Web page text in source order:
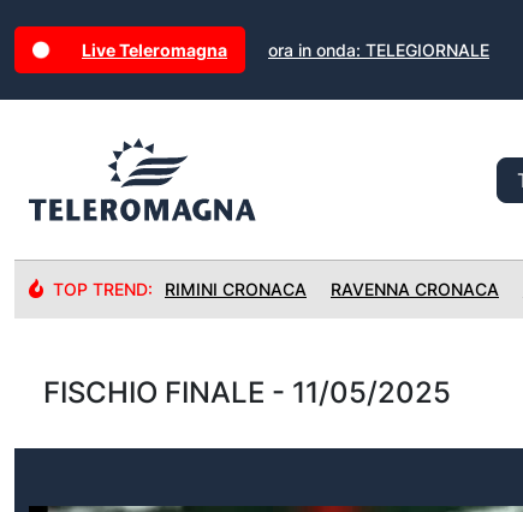
Live Teleromagna ora in onda: TELEGIORNALE
TOP TREND: RIMINI CRONACA RAVENNA CRONACA
FISCHIO FINALE - 11/05/2025